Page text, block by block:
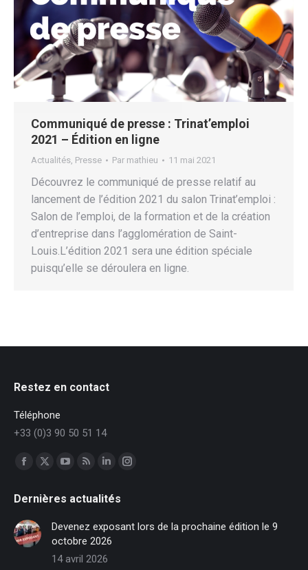
Communiqué de presse : Trinat’emploi
2021 – Édition en ligne
Actualités, Presse Par mathieu 11 mai 2021
Découvrez le communiqué de presse relatif au
lancement de l’édition 2021 du salon Trinat’emploi :
Salon de l’emploi, de la formation et de la création
d’entreprise dans l’agglomération de Saint-
Louis.L’édition 2021 sera une édition spéciale
puisqu’elle se déroulera en ligne.
Restez en contact
Téléphone
+33 (0)3 90 50 51 14
Trouvez nous sur :
Facebook
opens
in
new
window
X
opens
new
window
YouTube
opens
in
new
window
RSS
opens
in
new
window
LinkedIn
opens
in
new
window
Instagram
in
Dernières actualités
Devenez exposant lors de la prochaine édition le 9
octobre 2026
14 avril 2026